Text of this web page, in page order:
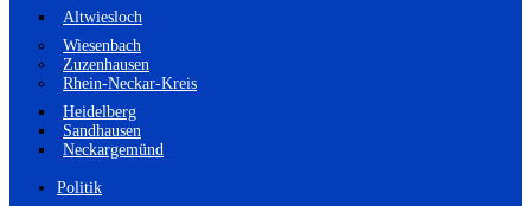
Altwiesloch
Wiesenbach
Zuzenhausen
Rhein-Neckar-Kreis
Heidelberg
Sandhausen
Neckargemünd
Politik